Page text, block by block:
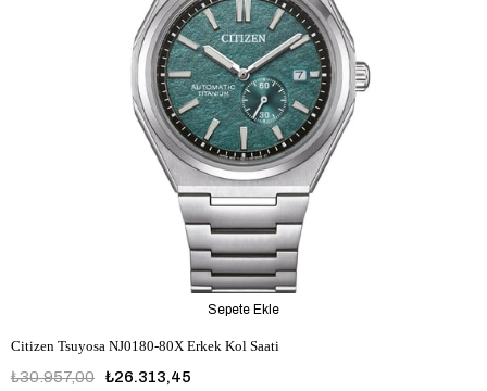
Citizen Tsuyosa NJ0180-80X Erkek Kol Saati
₺26.313,45
₺30.957,00
Sepete Ekle